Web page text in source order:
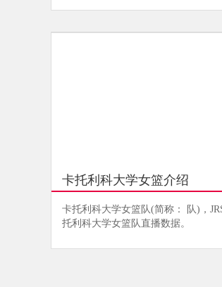
卡托利科大学女篮介绍
卡托利科大学女篮队(简称： 队)，
托利科大学女篮队直播数据。